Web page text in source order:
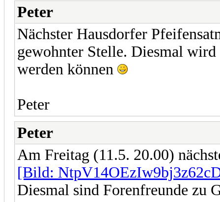
Peter
Nächster Hausdorfer
gewohnter Stelle. Diesmal
werden können
Peter
Peter
Am Freitag (11.5. 20.00)
[Bild:
Diesmal sind Forenfreunde zu